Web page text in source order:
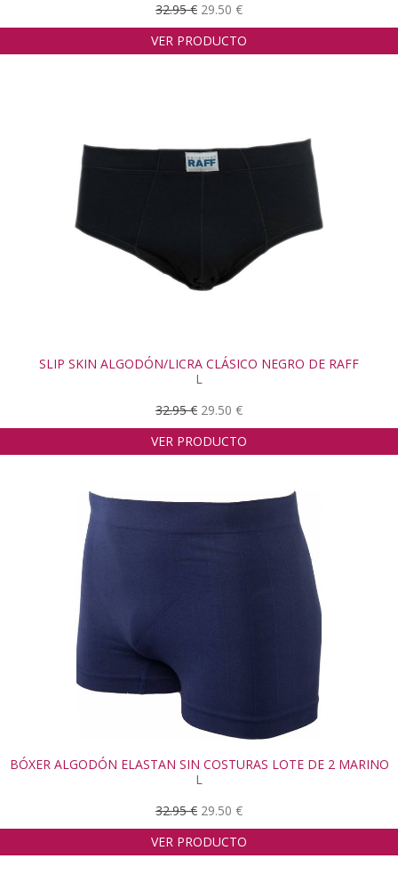
32.95 € 29.50 €
VER PRODUCTO
SLIP SKIN ALGODÓN/LICRA CLÁSICO NEGRO DE RAFF
L
32.95 € 29.50 €
VER PRODUCTO
BÓXER ALGODÓN ELASTAN SIN COSTURAS LOTE DE 2 MARINO
L
32.95 € 29.50 €
VER PRODUCTO